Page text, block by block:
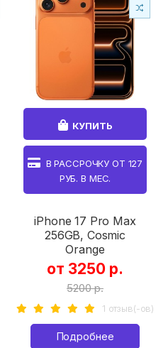
КУПИТЬ
В РАССРОЧКУ ОТ 127
РУБ. В МЕС.
iPhone 17 Pro Max
256GB, Cosmic
Orange
от 3250 р.
5200 р.
1 отзыв(-ов)
Подробнее